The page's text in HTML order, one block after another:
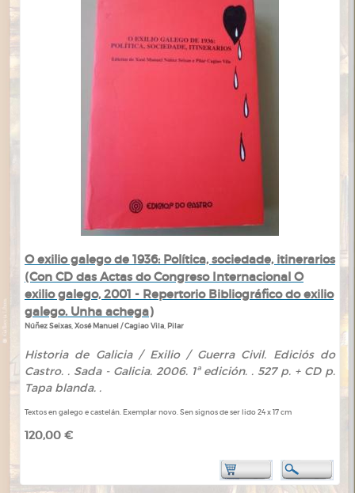
O exilio galego de 1936: Política, sociedade, itinerarios
(Con CD das Actas do Congreso Internacional O
exilio galego, 2001 - Repertorio Bibliográfico do exilio
galego. Unha achega)
Núñez Seixas, Xosé Manuel / Cagiao Vila, Pilar
Historia de Galicia / Exilio / Guerra Civil. Ediciós do
Castro. . Sada - Galicia. 2006. 1ª edición. . 527 p. + CD p.
Tapa blanda. .
Textos en galego e castelán. Exemplar novo. Sen signos de ser lido 24 x 17 cm
120,00 €